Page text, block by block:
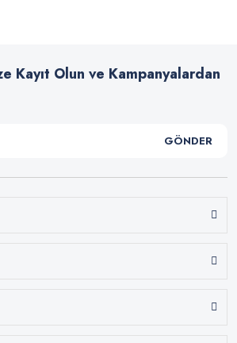
Kayıt Olun ve Kampanyalardan
GÖNDER